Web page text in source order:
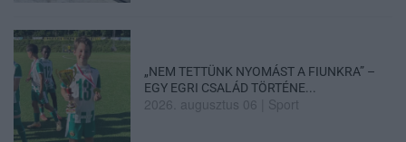
„NEM TETTÜNK NYOMÁST A FIUNKRA” –
EGY EGRI CSALÁD TÖRTÉNE...
2026. augusztus 06 Sport